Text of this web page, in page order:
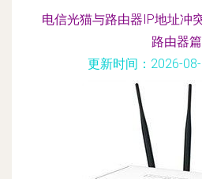
电信光猫与路由器IP地址冲
路由器篇
更新时间：2026-